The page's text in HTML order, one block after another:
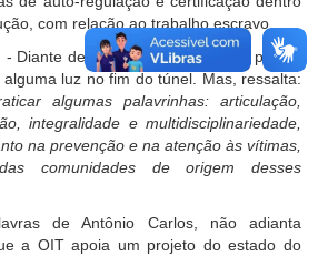
com relação ao trabalho escravo.
- Diante desse quadro e apelando para a
luz no fim do túnel. Mas, ressalta:
algumas palavrinhas: articulação,
integralidade e multidisciplinariedade,
na prevenção e na atenção às vítimas,
comunidades de origem desses
de Antônio Carlos, não adianta
a OIT apoia um projeto do estado do